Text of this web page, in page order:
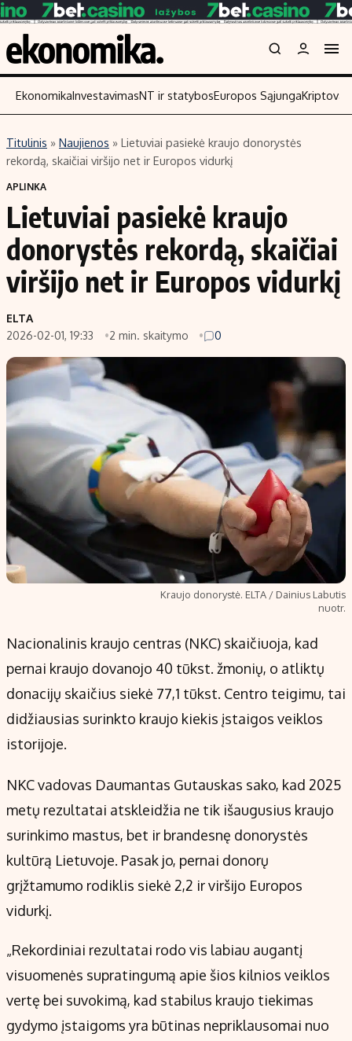
Turinys
Naujienos
Aplinka
Verslas
Energetika
Ekonomika
NT ir statybos
Skaitykite
Įmonės
Žemės ūkis
Technologijos
Laisvalaikis
Populiarios temos
Akcijų rinka
Saulės elektrinės
Kriptovaliutos
Infliacija
Migracija
Nedarbo išmokos skaičiuoklė
Indėliai
Indėlių skaičiuoklė
Būsto finansai
Įdomios naujienos
Redakcija
Redakcijos politika
Privatumo politika
Turinio žymėjimo taisyklės
Kontaktai
EkonomikaInvestavimasNT ir statybosEuropos Sąjunga
Titulinis » Naujienos » Lietuviai pasiekė kraujo donorystės
rekordą, skaičiai viršijo net ir Europos vidurkį
APLINKA
Lietuviai pasiekė kraujo
donorystės rekordą, skaičiai
viršijo net ir Europos vidurkį
ELTA
2026-02-01, 19:33
2 min. skaitymo 0
Kraujo donorystė. ELTA / Dainius Labutis
nuotr.
Nacionalinis kraujo centras (NKC) skaičiuoja, kad
pernai kraujo dovanojo 40 tūkst. žmonių, o atliktų
donacijų skaičius siekė 77,1 tūkst. Centro teigimu, tai
didžiausias surinkto kraujo kiekis įstaigos veiklos
istorijoje.
NKC vadovas Daumantas Gutauskas sako, kad 2025
metų rezultatai atskleidžia ne tik išaugusius kraujo
surinkimo mastus, bet ir brandesnę donorystės
kultūrą Lietuvoje. Pasak jo, pernai donorų
grįžtamumo rodiklis siekė 2,2 ir viršijo Europos
vidurkį.
„Rekordiniai rezultatai rodo vis labiau augantį
visuomenės supratingumą apie šios kilnios veiklos
vertę bei suvokimą, kad stabilus kraujo tiekimas
gydymo įstaigoms yra būtinas nepriklausomai nuo